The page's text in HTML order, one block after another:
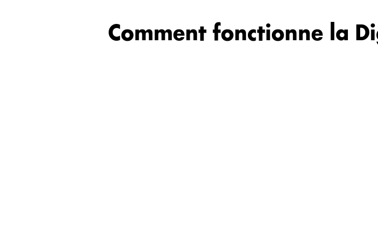
Comment fonctionne la